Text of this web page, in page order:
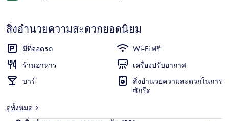
สิ่งอำนวยความสะดวกยอดนิยม
มีที่จอดรถ
Wi-Fi ฟรี
ร้านอาหาร
เครื่องปรับอากาศ
บาร์
สิ่งอำนวยความสะดวกในการ
ซักรีด
ดูทั้งหมด